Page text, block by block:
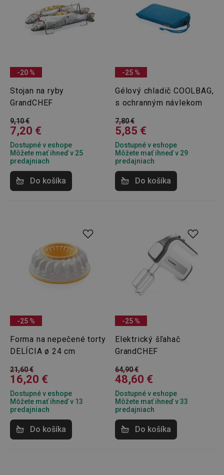
-20 %
Stojan na ryby
GrandCHEF
9,10 €
7,20 €
Dostupné v eshope
Môžete mať ihneď v 25
predajniach
Do košíka
-25 %
Gélový chladič COOLBAG,
s ochranným návlekom
7,80 €
5,85 €
Dostupné v eshope
Môžete mať ihneď v 29
predajniach
Do košíka
-25 %
Forma na nepečené torty
DELÍCIA ø 24 cm
21,60 €
16,20 €
Dostupné v eshope
Môžete mať ihneď v 13
predajniach
Do košíka
-25 %
Elektrický šľahač
GrandCHEF
64,90 €
48,60 €
Dostupné v eshope
Môžete mať ihneď v 33
predajniach
Do košíka